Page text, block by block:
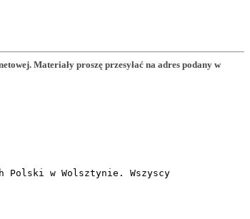
Materiały proszę przesyłać na adres podany w
Polski w Wolsztynie. Wszyscy